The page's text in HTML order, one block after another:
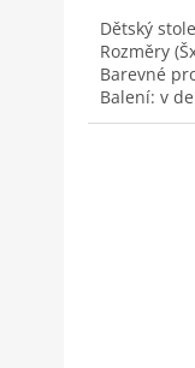
Dětský
Rozměry
Barevné
Balení: v